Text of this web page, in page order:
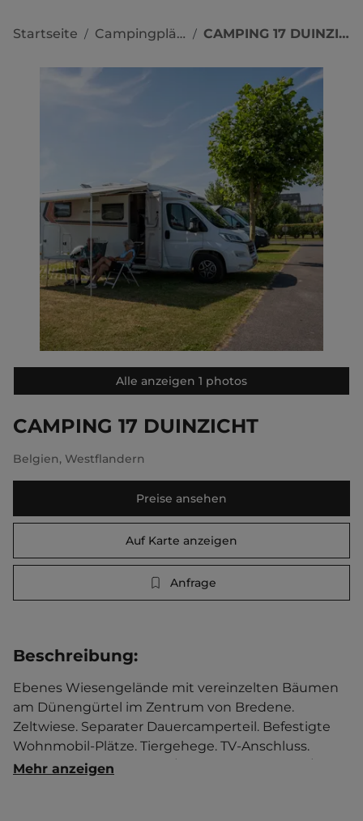
Startseite / Campingplätze / CAMPING 17 DUINZICHT
Alle anzeigen 1 photos
CAMPING 17 DUINZICHT
Belgien, Westflandern
Preise ansehen
Auf Karte anzeigen
Anfrage
Beschreibung:
Ebenes Wiesengelände mit vereinzelten Bäumen
am Dünengürtel im Zentrum von Bredene.
Zeltwiese. Separater Dauercamperteil. Befestigte
Wohnmobil-Plätze. Tiergehege. TV-Anschluss.
Boule-Bahn.    Touristen-/Dauerstellplätze 236/404.
Mehr anzeigen